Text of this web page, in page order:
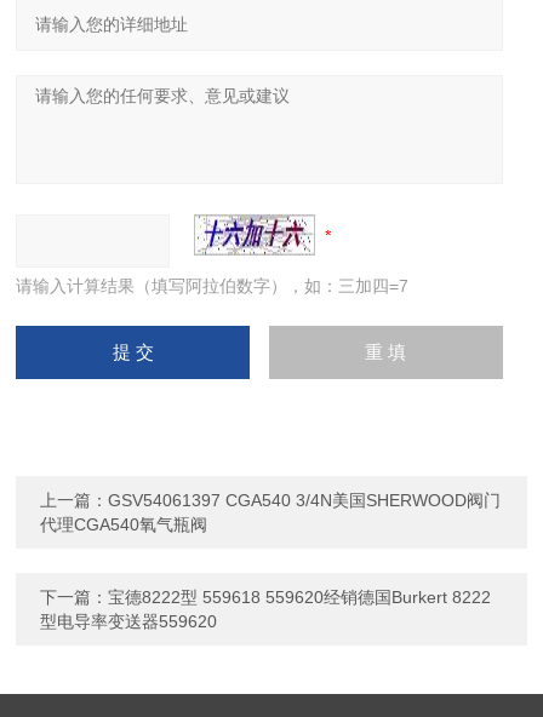
请输入计算结果（填写阿拉伯数字），如：三加四=7
上一篇：GSV54061397 CGA540 3/4N美国SHERWOOD阀门
代理CGA540氧气瓶阀
下一篇：宝德8222型 559618 559620经销德国Burkert 8222
型电导率变送器559620